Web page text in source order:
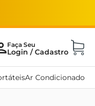
Ar Condicionado